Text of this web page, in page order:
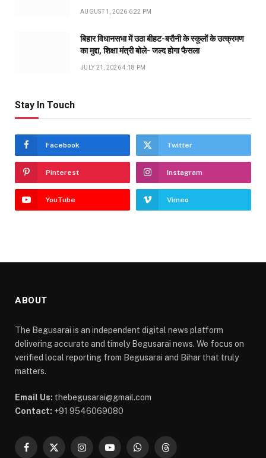
AUGUST 1, 2026 6:22 PM
बिहार विधानसभा में उठा बीहट-बरौनी के स्कूलों के उत्क्रमण
का मुद्दा, शिक्षा मंत्री बोले- जल्द होगा फैसला
JULY 21, 2026 4:18 PM
Stay In Touch
Facebook Twitter
Pinterest Instagram
YouTube Vimeo
ABOUT
The Begusarai is an independent digital news platform
delivering accurate and timely Begusarai news. We focus on
verified local reporting from Begusarai and Bihar that truly
matters.
Email Us: thebegusarai@gmail.com
Contact: +91 9546069080
Facebook
X
InstagramYouTubeWhatsAppThreads